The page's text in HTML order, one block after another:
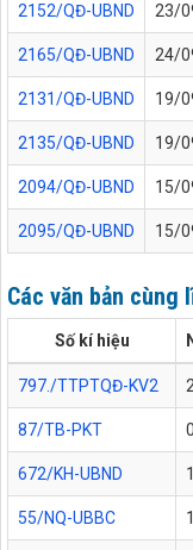
2152/QĐ-UBND 23/
2165/QĐ-UBND 24/
2131/QĐ-UBND 19/
2135/QĐ-UBND 19/
2094/QĐ-UBND 15/
2095/QĐ-UBND 15/
Các văn bản cùng
Số kí hiệu
797./TTPTQĐ-KV2
87/TB-PKT
672/KH-UBND
55/NQ-UBBC